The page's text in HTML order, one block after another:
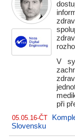
V
při
05.05.16-ČT
Slovensku